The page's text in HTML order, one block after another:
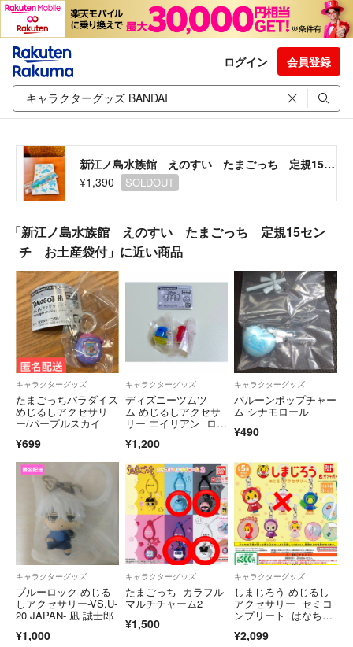
ログイン 会員登録
新江ノ島水族館 えのすい たまごっち 定規15センチ お土産袋付
¥1,390
SOLDOUT
「新江ノ島水族館 えのすい たまごっち 定規15セン
チ お土産袋付」に近い商品
キャラクターグッズ
たまごっちパラダイス
めじるしアクセサリ
ー/パープルスカイ
¥699
キャラクターグッズ
ディズニーツムツ
ム めじるしアクセサ
リー エイリアン ロッ
¥1,200
キャラクターグッズ
バルーンポップチャー
ム シナモロール
¥490
キャラクターグッズ
ブルーロック めじる
しアクセサリー-VS.U-
20 JAPAN- 凪 誠士郎
¥1,000
キャラクターグッズ
たまごっち カラフル
マルチチャーム2
¥1,500
キャラクターグッズ
しまじろう めじるし
アクセサリー セミコ
ンプリート はなちゃ
ートセット
¥2,099